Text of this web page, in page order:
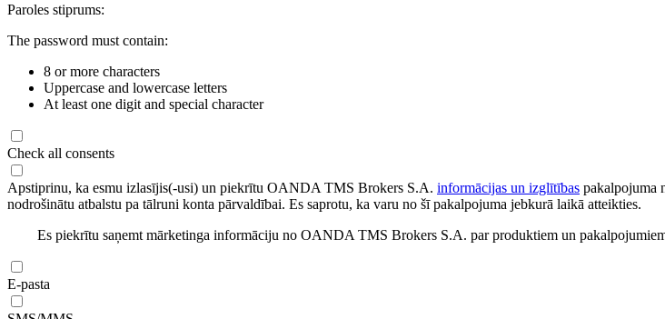
Paroles stiprums:
The password must contain:
8 or more characters
Uppercase and lowercase letters
At least one digit and special character
Check all consents
Apstiprinu, ka esmu izlasījis(-usi) un piekrītu OANDA TMS Brokers S.A. informācijas un izglītības pakalpojuma
nodrošinātu atbalstu pa tālruni konta pārvaldībai. Es saprotu, ka varu no šī pakalpojuma jebkurā laikā atteikties.
Es piekrītu saņemt mārketinga informāciju no OANDA TMS Brokers S.A. par produktiem un
E-pasta